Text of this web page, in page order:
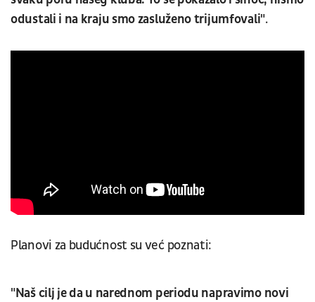
odustali i na kraju smo zasluženo trijumfovali".
Planovi za budućnost su već poznati:
"Naš cilj je da u narednom periodu napravimo novi